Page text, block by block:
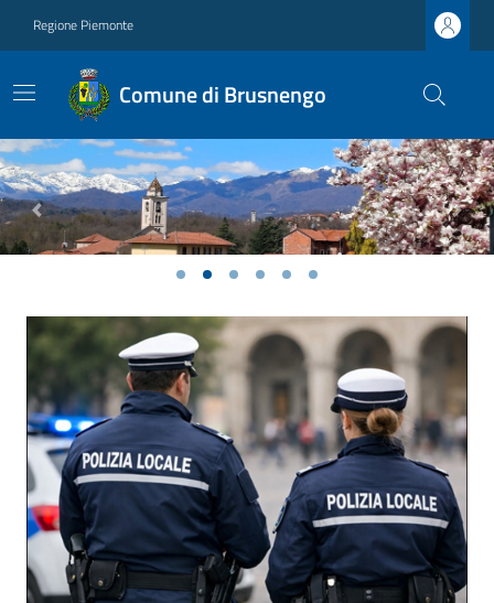
Regione Piemonte
Comune di Brusnengo
Previous Next
Ultime notizie